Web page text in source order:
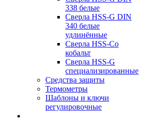
338 белые
Сверла HSS-G DIN
340 белые
удлинённые
Сверла HSS-Co
кобальт
Сверла HSS-G
специализированные
Средства защиты
Термометры
Шаблоны и ключи
регулировочные